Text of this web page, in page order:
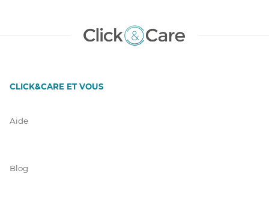
CLICK&CARE ET VOUS
Aide
Blog